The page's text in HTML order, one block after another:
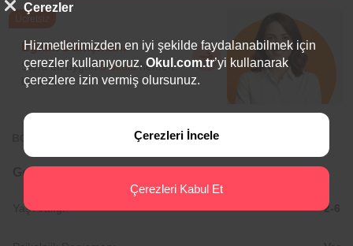
Eğitim Danışmanı
Sana en uygun5 okuluhemen
bulalım.
BÖLGEDE ÖNE ÇIKAN OKULLAR
Genel Bilgiler
Yaş Aralığı: 2-6
Çerezler
Hizmetlerimizden en iyi şekilde faydalanabilmek için
çerezler kullanıyoruz. Okul.com.tr’yi kullanarak
çerezlere izin vermiş olursunuz.
Çerezleri İncele
Çerezleri Kabul Et